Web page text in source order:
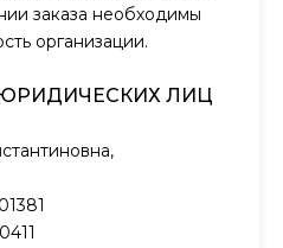
заказа необходимы
организации.
ЛИЦ